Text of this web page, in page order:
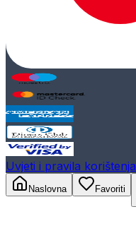
Uvjeti i pravila korištenja
Naslovna
Favoriti